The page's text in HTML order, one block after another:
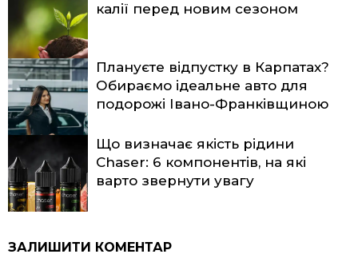
калії перед новим сезоном
Плануєте відпустку в Карпатах?
Обираємо ідеальне авто для
подорожі Івано-Франківщиною
Що визначає якість рідини
Chaser: 6 компонентів, на які
варто звернути увагу
ЗАЛИШИТИ КОМЕНТАР